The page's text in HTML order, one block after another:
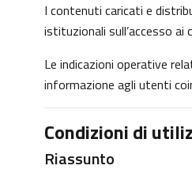
I contenuti caricati e
istituzionali sull’accesso
Le indicazioni operative
informazione agli utenti
Condizioni di
Riassunto